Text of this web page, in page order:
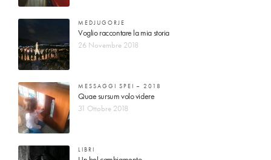
MEDJUGORJE
Voglio raccontare la mia storia
26 Novembre 2018
MESSAGGI SPEI – 2018
Quae sursum volo videre
31 Ottobre 2018
LIBRI